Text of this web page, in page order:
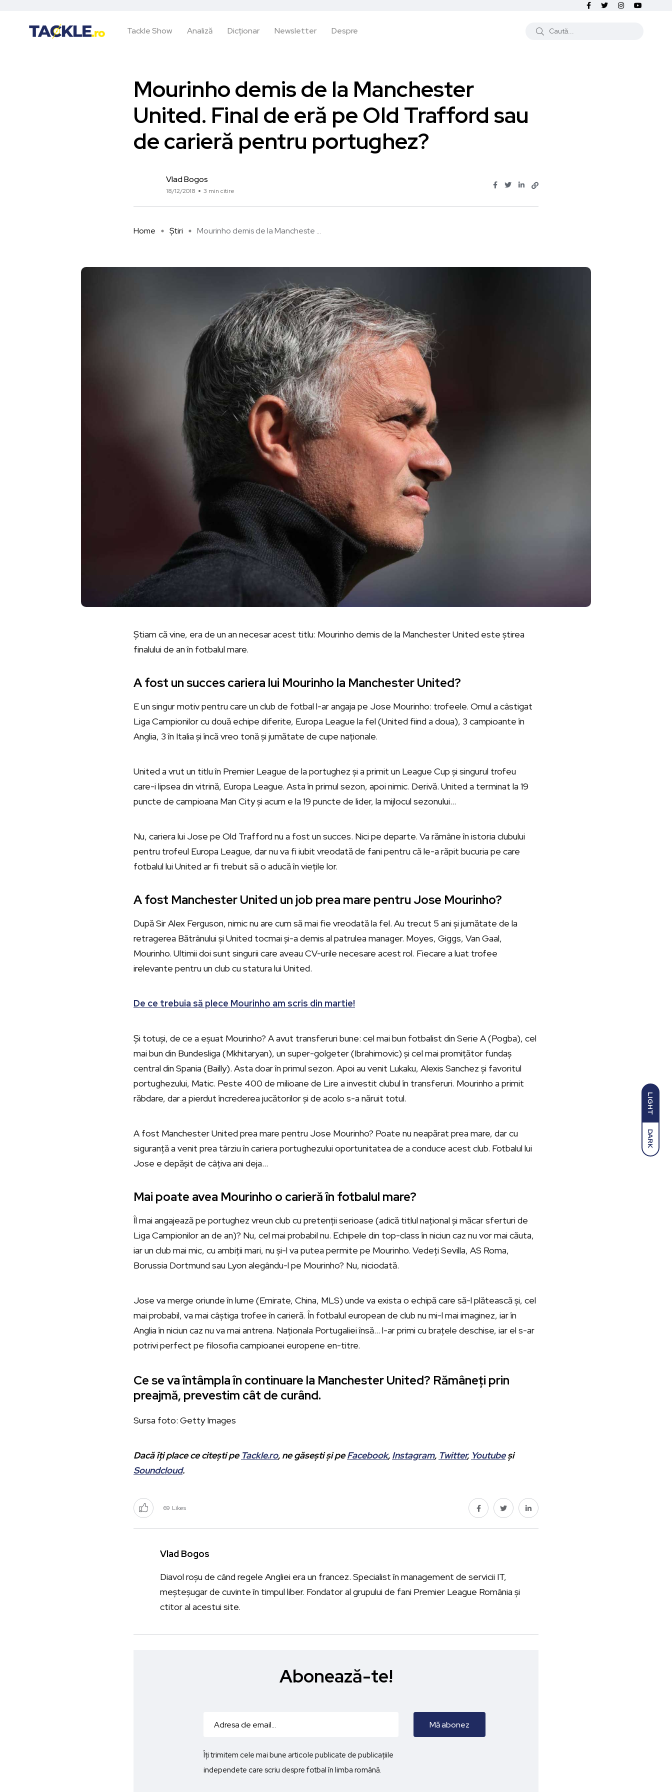
LIGHT
DARK
Tackle Show Analiză Dicționar Newsletter Despre
Mourinho demis de la Manchester
United. Final de eră pe Old Trafford sau
de carieră pentru portughez?
Vlad Bogos
18/12/2018 3 min citire
Home Știri Mourinho demis de la Mancheste ...
Știam că vine, era de un an necesar acest titlu: Mourinho demis de la Manchester United este știrea
finalului de an în fotbalul mare.
A fost un succes cariera lui Mourinho la Manchester United?
E un singur motiv pentru care un club de fotbal l-ar angaja pe Jose Mourinho: trofeele. Omul a câstigat
Liga Campionilor cu două echipe diferite, Europa League la fel (United fiind a doua), 3 campioante în
Anglia, 3 în Italia și încă vreo tonă și jumătate de cupe naționale.
United a vrut un titlu în Premier League de la portughez și a primit un League Cup și singurul trofeu
care-i lipsea din vitrină, Europa League. Asta în primul sezon, apoi nimic. Derivă. United a terminat la 19
puncte de campioana Man City și acum e la 19 puncte de lider, la mijlocul sezonului…
Nu, cariera lui Jose pe Old Trafford nu a fost un succes. Nici pe departe. Va rămâne în istoria clubului
pentru trofeul Europa League, dar nu va fi iubit vreodată de fani pentru că le-a răpit bucuria pe care
fotbalul lui United ar fi trebuit să o aducă în viețile lor.
A fost Manchester United un job prea mare pentru Jose Mourinho?
După Sir Alex Ferguson, nimic nu are cum să mai fie vreodată la fel. Au trecut 5 ani și jumătate de la
retragerea Bătrânului și United tocmai și-a demis al patrulea manager. Moyes, Giggs, Van Gaal,
Mourinho. Ultimii doi sunt singurii care aveau CV-urile necesare acest rol. Fiecare a luat trofee
irelevante pentru un club cu statura lui United.
De ce trebuia să plece Mourinho am scris din martie!
Și totuși, de ce a eșuat Mourinho? A avut transferuri bune: cel mai bun fotbalist din Serie A (Pogba), cel
mai bun din Bundesliga (Mkhitaryan), un super-golgeter (Ibrahimovic) și cel mai promițător fundaș
central din Spania (Bailly). Asta doar în primul sezon. Apoi au venit Lukaku, Alexis Sanchez și favoritul
portughezului, Matic. Peste 400 de milioane de Lire a investit clubul în transferuri. Mourinho a primit
răbdare, dar a pierdut încrederea jucătorilor și de acolo s-a năruit totul.
A fost Manchester United prea mare pentru Jose Mourinho? Poate nu neapărat prea mare, dar cu
siguranță a venit prea târziu în cariera portughezului oportunitatea de a conduce acest club. Fotbalul lui
Jose e depășit de câțiva ani deja…
Mai poate avea Mourinho o carieră în fotbalul mare?
Îl mai angajează pe portughez vreun club cu pretenții serioase (adică titlul național și măcar sferturi de
Liga Campionilor an de an)? Nu, cel mai probabil nu. Echipele din top-class în niciun caz nu vor mai căuta,
iar un club mai mic, cu ambiții mari, nu și-l va putea permite pe Mourinho. Vedeți Sevilla, AS Roma,
Borussia Dortmund sau Lyon alegându-l pe Mourinho? Nu, niciodată.
Jose va merge oriunde în lume (Emirate, China, MLS) unde va exista o echipă care să-l plătească și, cel
mai probabil, va mai câștiga trofee în carieră. În fotbalul european de club nu mi-l mai imaginez, iar în
Anglia în niciun caz nu va mai antrena. Naționala Portugaliei însă… l-ar primi cu brațele deschise, iar el s-ar
potrivi perfect pe filosofia campioanei europene en-titre.
Ce se va întâmpla în continuare la Manchester United? Rămâneți prin
preajmă, prevestim cât de curând.
Sursa foto: Getty Images
Dacă îți place ce citești pe Tackle.ro, ne găsești și peFacebook, Instagram, Twitter, Youtubeși
Soundcloud.
69 Likes
Vlad Bogos
Diavol roșu de când regele Angliei era un francez. Specialist în management de servicii IT,
meșteșugar de cuvinte în timpul liber. Fondator al grupului de fani Premier League România și
ctitor al acestui site.
Abonează-te!
Îți trimitem cele mai bune articole publicate de publicațiile
independete care scriu despre fotbal în limba română.